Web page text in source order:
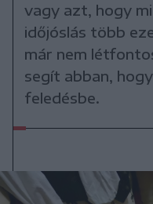
vagy azt, hogy
időjóslás több
már nem
segít abban,
feledésbe.